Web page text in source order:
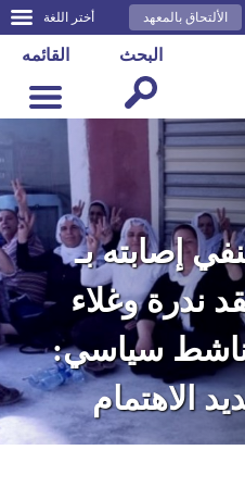
أختر اللغة الألتحاق بالمعهد
القائمه البحث
إصابته بـ
ندرة وغلاء
وناشط سياسي:
الاهتمام